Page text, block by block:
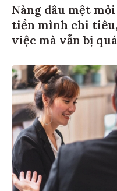
Nàng dâu mệt
tiền mình chi
việc mà vẫn bị